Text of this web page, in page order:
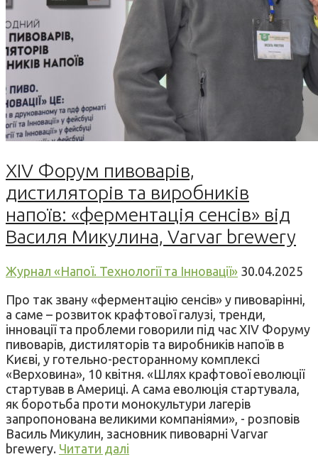
XIV Форум пивоварів,
дистиляторів та виробників
напоїв: «ферментація сенсів» від
Василя Микулина, Varvar brewery
Журнал «Напої. Технології та Інновації» 30.04.2025
Про так звану «ферментацію сенсів» у пивоварінні,
а саме – розвиток крафтової галузі, тренди,
інновації та проблеми говорили під час XIV Форуму
пивоварів, дистиляторів та виробників напоїв в
Києві, у готельно-ресторанному комплексі
«Верховина», 10 квітня. «Шлях крафтової еволюції
стартував в Америці. А сама еволюція стартувала,
як боротьба проти монокультури лагерів
запропонована великими компаніями», - розповів
Василь Микулин, засновник пивоварні Varvar
brewery. Читати далі